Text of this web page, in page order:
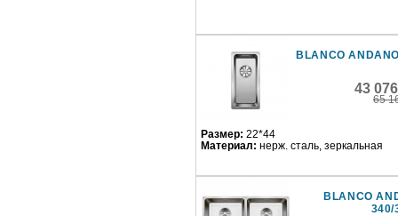
BLANCO
43
65
Размер: 22*44
Материал: нерж. сталь, зеркальная
BLANCO
340/